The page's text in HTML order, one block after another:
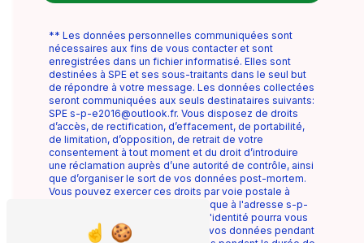
** Les données personnelles communiquées sont
nécessaires aux fins de vous contacter et sont
enregistrées dans un fichier informatisé. Elles sont
destinées à SPE et ses sous-traitants dans le seul but
de répondre à votre message. Les données collectées
seront communiquées aux seuls destinataires suivants:
SPE s-p-e2016@outlook.fr. Vous disposez de droits
d’accès, de rectification, d’effacement, de portabilité,
de limitation, d’opposition, de retrait de votre
consentement à tout moment et du droit d’introduire
une réclamation auprès d’une autorité de contrôle, ainsi
que d’organiser le sort de vos données post-mortem.
Vous pouvez exercer ces droits par voie postale à
l'adresse ou par courrier électronique à l'adresse s-p-
e2016@outlook.fr. Un justificatif d'identité pourra vous
être demandé. Nous conservons vos données pendant